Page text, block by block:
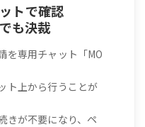
トで確認
も決裁
を専用チャット「MO
ト上から行うことが
きが不要になり、ペ